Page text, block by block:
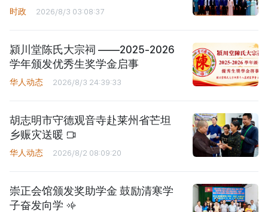
时政 2026/8/3 03:08:37
潁川堂陈氏大宗祠 ——2025-2026
学年颁发优秀生奖学金启事
华人动态 2026/8/3 24:39:33
胡志明市守德观音寺赴莱州省芒坦
乡赈灾送暖
华人动态 2026/8/2 08:09:20
崇正会馆颁发奖助学金 鼓励清寒学
子奋发向学